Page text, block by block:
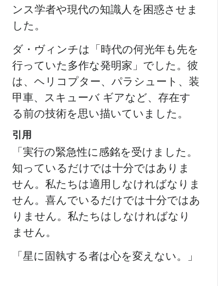
ンス学者や現代の知識人を困惑させま
した。
ダ・ヴィンチは「時代の何光年も先を
行っていた多作な発明家」でした。彼
は、ヘリコプター、パラシュート、装
甲車、スキューバ ギアなど、存在す
る前の技術を思い描いていました。
引用
「実行の緊急性に感銘を受けました。
知っているだけでは十分ではありま
せん。私たちは適用しなければなりま
せん。喜んでいるだけでは十分ではあ
りません。私たちはしなければなり
ません。
「星に固執する者は心を変えない。」